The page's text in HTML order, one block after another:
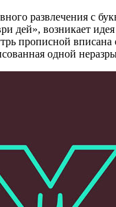
развлечения с
дей», возникает
прописной вписана
одной